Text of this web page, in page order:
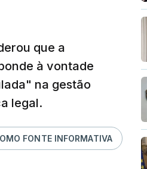
que a
à vontade
na gestão
legal.
FONTE INFORMATIVA